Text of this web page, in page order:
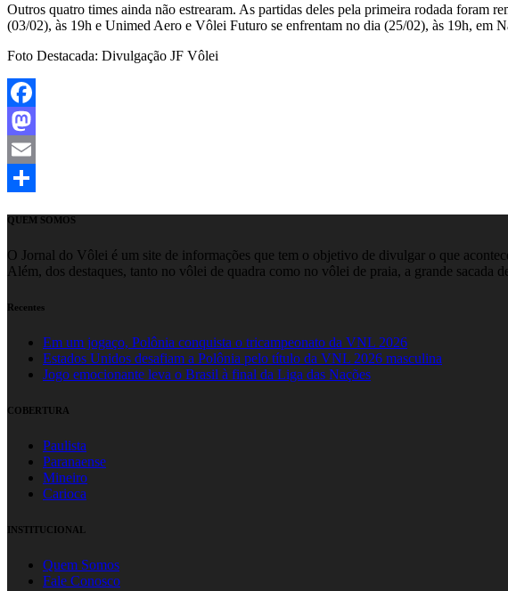
Outros quatro times ainda não estrearam. As partidas deles pela primeira rodada
(03/02), às 19h e Unimed Aero e Vôlei Futuro se enfrentam no dia (25/02), às 19h, em
Foto Destacada: Divulgação JF Vôlei
Facebook
Mastodon
Email
QUEM SOMOS
O Jornal do Vôlei é um site de informações que tem o objetivo de divulgar o que
Além, dos destaques, tanto no vôlei de quadra como no vôlei de praia, a grande sacada
Recentes
Em um jogaço, Polônia conquista o tricampeonato da VNL 2026
Estados Unidos desafiam a Polônia pelo título da VNL 2026 masculina
Jogo emocionante leva o Brasil à final da Liga das Nações
COBERTURA
Paulista
Paranaense
Mineiro
Carioca
INSTITUCIONAL
Quem Somos
Fale Conosco